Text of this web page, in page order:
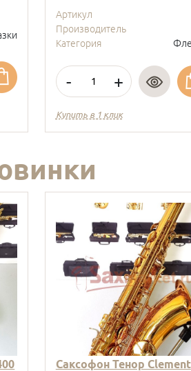
Артикул
Производитель
Категория
- +
Купить в 1 клик
Саксофон Тенор Clement